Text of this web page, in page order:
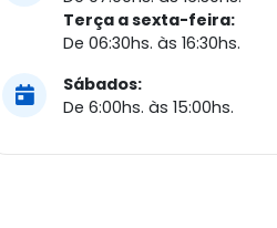
Terça a sexta-feira:
De 06:30hs. às 16:30hs.
Sábados:
De 6:00hs. às 15:00hs.